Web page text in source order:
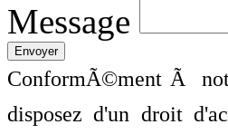
Message
ConformÃ©ment Ã
disposez d'un droit